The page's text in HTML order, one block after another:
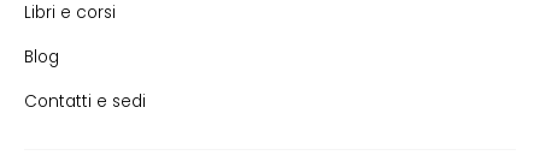
Libri e corsi
Blog
Contatti e sedi